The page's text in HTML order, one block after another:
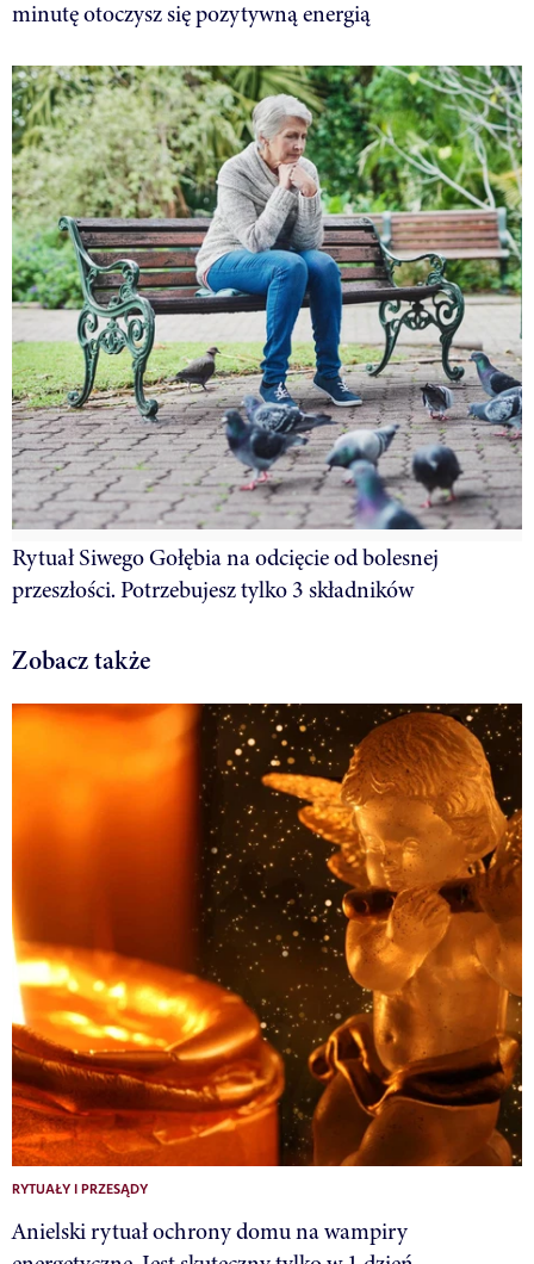
minutę otoczysz się pozytywną energią
Rytuał Siwego Gołębia na odcięcie od bolesnej
przeszłości. Potrzebujesz tylko 3 składników
Zobacz także
RYTUAŁY I PRZESĄDY
Anielski rytuał ochrony domu na wampiry